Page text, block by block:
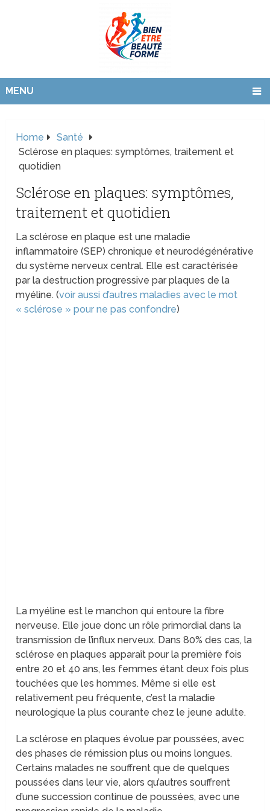
MENU
Home
Santé
Sclérose en plaques: symptômes, traitement et
quotidien
Sclérose en plaques: symptômes,
traitement et quotidien
La sclérose en plaque est une maladie
inflammatoire (SEP) chronique et neurodégénérative
du système nerveux central. Elle est caractérisée
par la destruction progressive par plaques de la
myéline. (voir aussi d’autres maladies avec le mot
« sclérose » pour ne pas confondre)
La myéline est le manchon qui entoure la fibre
nerveuse. Elle joue donc un rôle primordial dans la
transmission de l’influx nerveux. Dans 80% des cas, la
sclérose en plaques apparaît pour la première fois
entre 20 et 40 ans, les femmes étant deux fois plus
touchées que les hommes. Même si elle est
relativement peu fréquente, c’est la maladie
neurologique la plus courante chez le jeune adulte.
La sclérose en plaques évolue par poussées, avec
des phases de rémission plus ou moins longues.
Certains malades ne souffrent que de quelques
poussées dans leur vie, alors qu’autres souffrent
d’une succession continue de poussées, avec une